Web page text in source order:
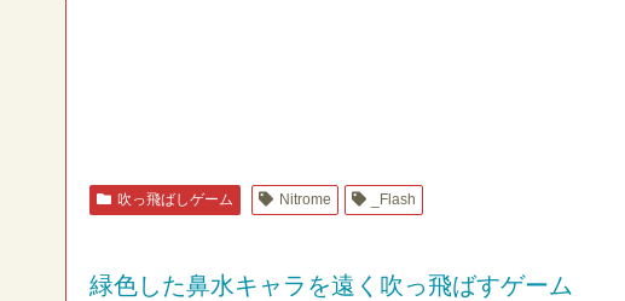
吹っ飛ばしゲーム Nitrome _Flash
緑色した鼻水キャラを遠く吹っ飛ばすゲーム